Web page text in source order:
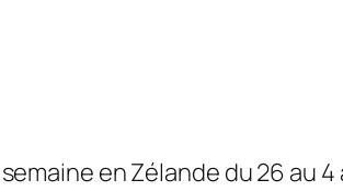
en Zélande du 26 au